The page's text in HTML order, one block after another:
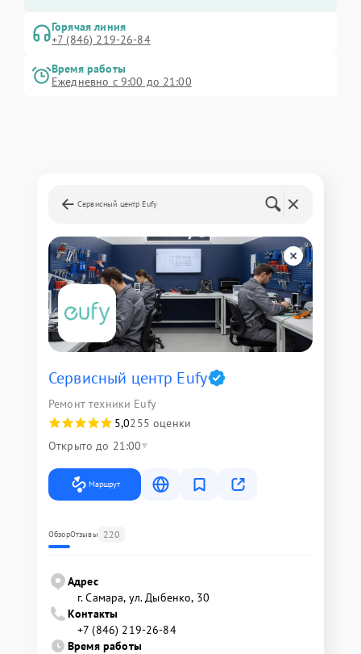
Горячая линия
+7 (846) 219-26-84
Время работы
Ежедневно с 9:00 до 21:00
Сервисный центр Eufy
Сервисный центр Eufy
Ремонт техники Eufy
5,0255 оценки
Открыто до 21:00
Маршрут
ОбзорОтзывы 220
Адрес
г. Самара, ул. Дыбенко, 30
Контакты
+7 (846) 219-26-84
Время работы